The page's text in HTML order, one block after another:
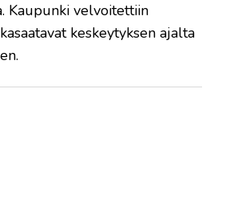
Kaupunki velvoitettiin
keskeytyksen ajalta